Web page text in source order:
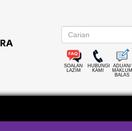
SOALAN
LAZIM
HUBUNGI
KAMI
ADUAN/
MAKLUM
BALAS